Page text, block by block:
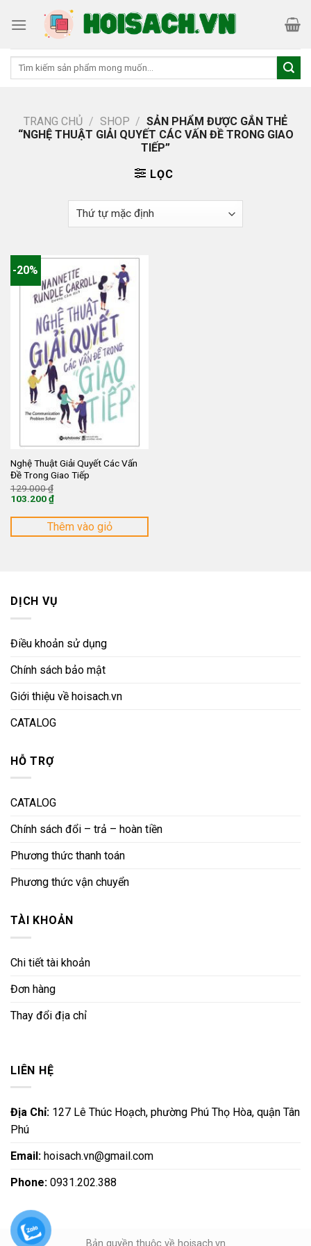
Tìm
TRANG CHỦ / SHOP / SẢN PHẨM ĐƯỢC GẮN THẺ
“NGHỆ THUẬT GIẢI QUYẾT CÁC VẤN ĐỀ TRONG GIAO
TIẾP”
LỌC
-20%
Nghệ Thuật Giải Quyết Các Vấn
Đề Trong Giao Tiếp
129.000₫
129.000 ₫.
103.200₫
hiện
là:
Thêm vào giỏ
DỊCH VỤ
Điều khoản sử dụng
Chính sách bảo mật
Giới thiệu về hoisach.vn
CATALOG
HỖ TRỢ
CATALOG
Chính sách đổi – trả – hoàn tiền
Phương thức thanh toán
Phương thức vận chuyển
TÀI KHOẢN
Chi tiết tài khoản
Đơn hàng
Thay đổi địa chỉ
LIÊN HỆ
Địa Chỉ: 127 Lê Thúc Hoạch, phường Phú Thọ Hòa, quận Tân
Phú
Email: hoisach.vn@gmail.com
Phone: 0931.202.388